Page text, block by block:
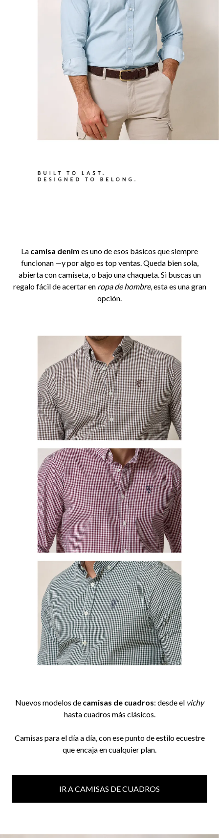
La camisa denim es uno de esos básicos que siempre
funcionan —y por algo es top ventas. Queda bien sola,
abierta con camiseta, o bajo una chaqueta. Si buscas un
regalo fácil de acertar en ropa de hombre, esta es una gran
opción.
Nuevos modelos de camisas de cuadros: desde el vichy
hasta cuadros más clásicos.
Camisas para el día a día, con ese punto de estilo ecuestre
que encaja en cualquier plan.
IR A CAMISAS DE CUADROS